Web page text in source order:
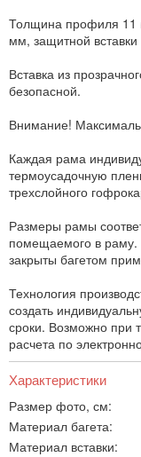
Толщина профиля 11
мм, защитной
Вставка из
безопасной.
Внимание!
Каждая рама
термоусадочную
трехслойного
Размеры рамы
помещаемого в раму.
закрыты багетом
Технология
создать
сроки. Возможно при
расчета по
Характеристики
Размер фото, см:
Материал багета:
Материал вставки: